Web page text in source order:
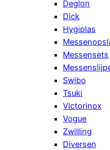
Deglon
Dick
Hygiplas
Messensets
Swibo
Tsuki
Victorinox
Vogue
Zwilling
Diversen